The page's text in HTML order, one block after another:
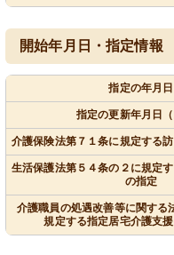
開始年月日・指定情報
指定の年月日
指定の更新年月日（
介護保険法第７１条に規定する
生活保護法第５４条の２に規定
の指定
介護職員の処遇改善等に関する
規定する指定居宅介護支